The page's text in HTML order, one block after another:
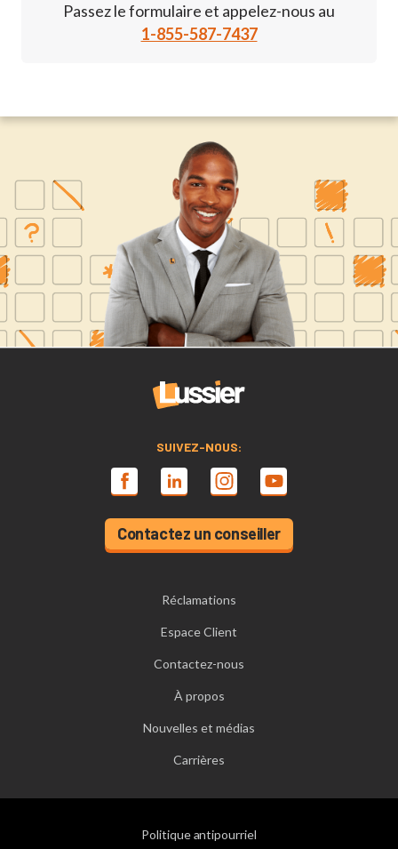
Passez le formulaire et appelez-nous au
1-855-587-7437
SUIVEZ-NOUS:
Contactez un conseiller
Réclamations
Espace Client
Contactez-nous
À propos
Nouvelles et médias
Carrières
Politique antipourriel